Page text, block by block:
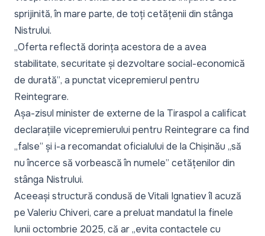
sprijinită, în mare parte, de toți cetățenii din stânga
Nistrului.
„Oferta reflectă dorința acestora de a avea
stabilitate, securitate și dezvoltare social-economică
de durată”, a punctat vicepremierul pentru
Reintegrare.
Așa-zisul minister de externe de la Tiraspol a calificat
declarațiile vicepremierului pentru Reintegrare ca find
„false” și i-a recomandat oficialului de la Chișinău „să
nu încerce să vorbească în numele” cetățenilor din
stânga Nistrului.
Aceeași structură condusă de Vitali Ignatiev îl acuză
pe Valeriu Chiveri, care a preluat mandatul la finele
lunii octombrie 2025, că ar „evita contactele cu